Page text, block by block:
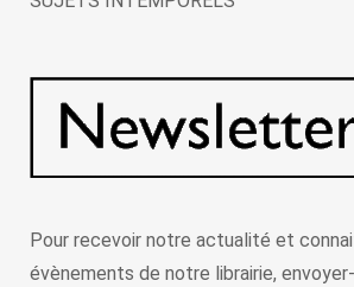
Pour recevoir notre actualité et
évènements de notre librairie, envoyer-